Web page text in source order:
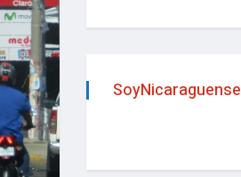
SoyNicaraguense